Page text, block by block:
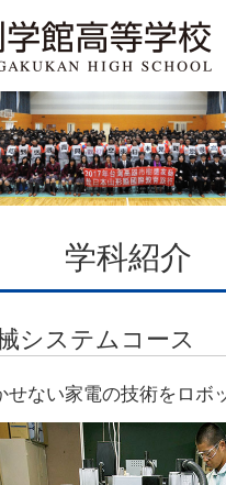
学科紹介
システムコース
せない家電の技術をロボ